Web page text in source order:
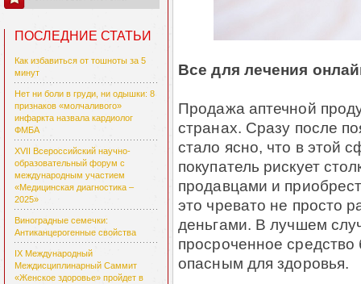
ПОСЛЕДНИЕ СТАТЬИ
Как избавиться от тошноты за 5
минут
Нет ни боли в груди, ни одышки: 8
признаков «молчаливого»
инфаркта назвала кардиолог
ФМБА
XVII Всероссийский научно-
образовательный форум с
международным участием
«Медицинская диагностика –
2025»
Виноградные семечки:
Антиканцерогенные свойства
IX Международный
Междисциплинарный Саммит
«Женское здоровье» пройдет в
Все для лечения
Продажа аптечной
странах. Сразу после
стало ясно, что в этой
покупатель рискует
продавцами и
это чревато не просто
деньгами. В лучшем
просроченное
опасным для здоровья.